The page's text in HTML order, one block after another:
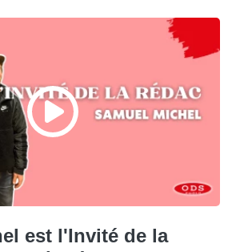
est l'Invité de la